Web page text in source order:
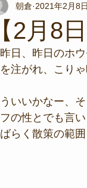
グツアー 自然
伊豆半島ジオパーク
バーベキュー
【2月8
朝倉 2021年2月8日
日、昨日のホ
注がれ、こり
いいかなー、
の性とでも言い
ばらく散策の範